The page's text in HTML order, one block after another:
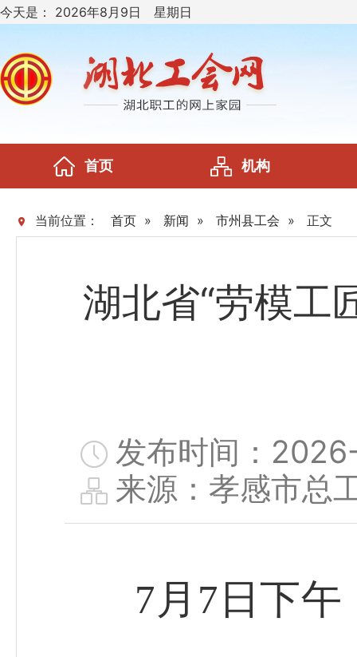
今天是： 2026年8月9日 星期日
首页 机构
当前位置： 首页 » 新闻 » 市州县工会 » 正文
湖北省“劳模工
发布时间：
来源：孝感市总
7月7日下